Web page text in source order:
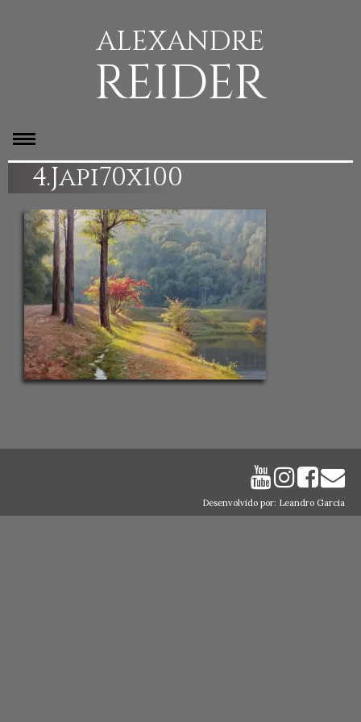
ALEXANDRE
REIDER
4.Japi70x100
Desenvolvido por: Leandro Garcia